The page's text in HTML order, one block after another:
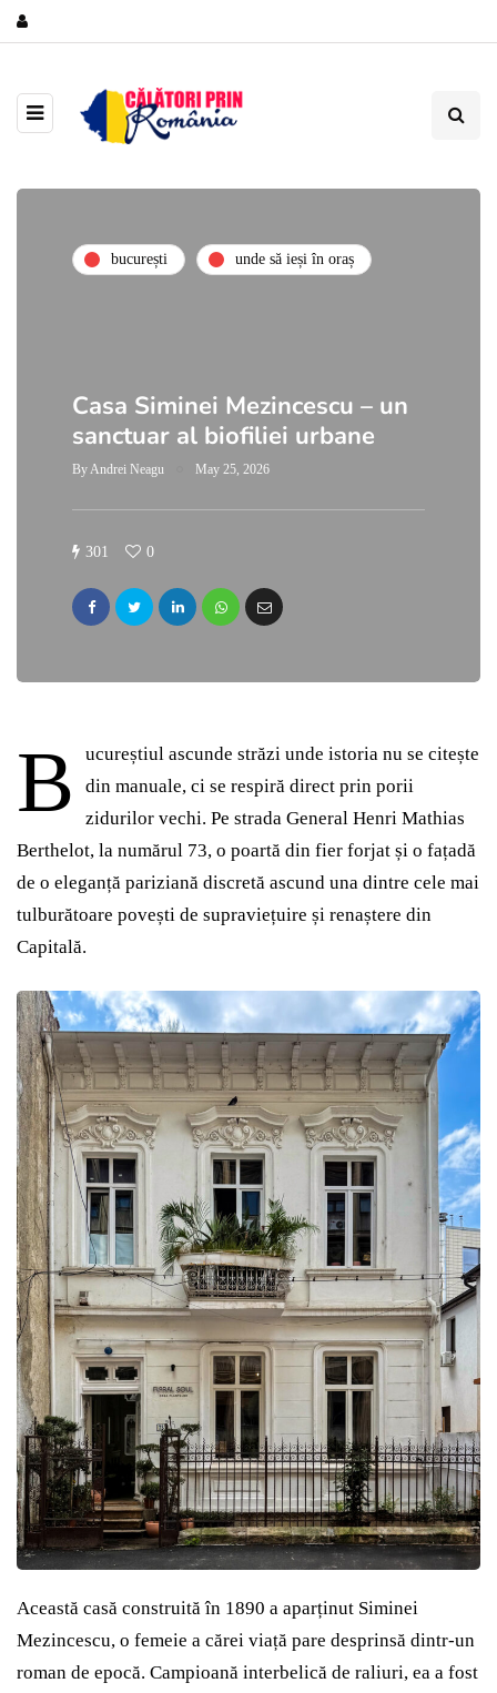
bucurești unde să ieși în oraș
Casa Siminei Mezincescu – un
sanctuar al biofiliei urbane
ByAndrei Neagu May 25, 2026
301 0
B
ucureștiul ascunde străzi unde istoria nu se citește
din manuale, ci se respiră direct prin porii
zidurilor vechi. Pe strada General Henri Mathias
Berthelot, la numărul 73, o poartă din fier forjat și o fațadă
de o eleganță pariziană discretă ascund una dintre cele mai
tulburătoare povești de supraviețuire și renaștere din
Capitală.
Această casă construită în 1890 a aparținut Siminei
Mezincescu, o femeie a cărei viață pare desprinsă dintr-un
roman de epocă. Campioană interbelică de raliuri, ea a fost